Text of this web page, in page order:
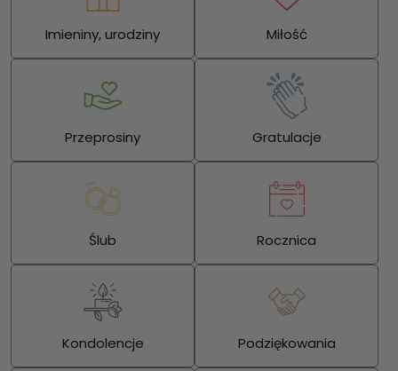
Imieniny, urodziny Miłość
Przeprosiny Gratulacje
Ślub Rocznica
Kondolencje Podziękowania